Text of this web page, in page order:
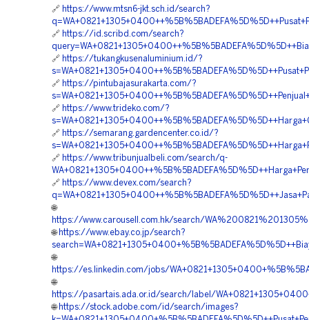
🔗 https://www.mtsn6-jkt.sch.id/search?
🔗 https://id.scribd.com/search?
🔗 https://tukangkusenaluminium.id/?
🔗 https://pintubajasurakarta.com/?
🔗 https://www.trideko.com/?
🔗 https://semarang.gardencenter.co.id/?
🔗 https://www.tribunjualbeli.com/search/q-
🔗 https://www.devex.com/search?
🌐
https://www.carousell.com.hk/search/
🌐 https://www.ebay.co.jp/search?
🌐
https://es.linkedin.com/jobs/
🌐
https://pasartais.ada.or.id/search/label/
🌐 https://stock.adobe.com/id/search/images?